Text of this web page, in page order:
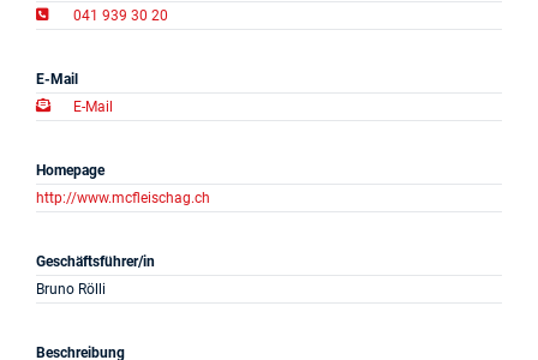
Barrierefrei
041 939 30 20
E-Mail
E-Mail
Homepage
http://www.mcfleischag.ch
Geschäftsführer/in
Bruno Rölli
Beschreibung